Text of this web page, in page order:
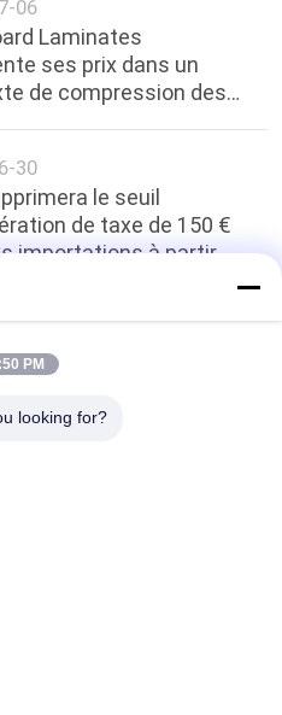
06
Laminates
ses prix dans un
de compression des
30
le seuil
de taxe de 150 €
importations à partir
PM
looking for?